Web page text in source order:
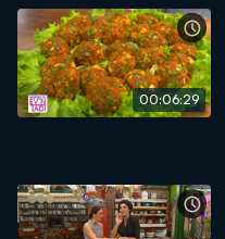
00:06:29